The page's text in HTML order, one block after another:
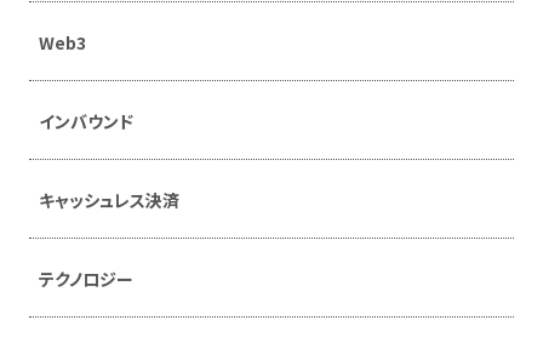
Web3
インバウンド
キャッシュレス決済
テクノロジー